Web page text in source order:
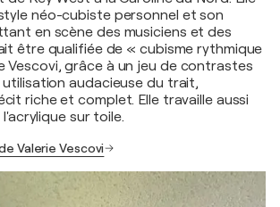
néo-cubiste personnel et son
en scène des musiciens et des
être qualifiée de « cubisme rythmique
Vescovi, grâce à un jeu de contrastes
audacieuse du trait,
riche et complet. Elle travaille aussi
sur toile.
Valerie Vescovi